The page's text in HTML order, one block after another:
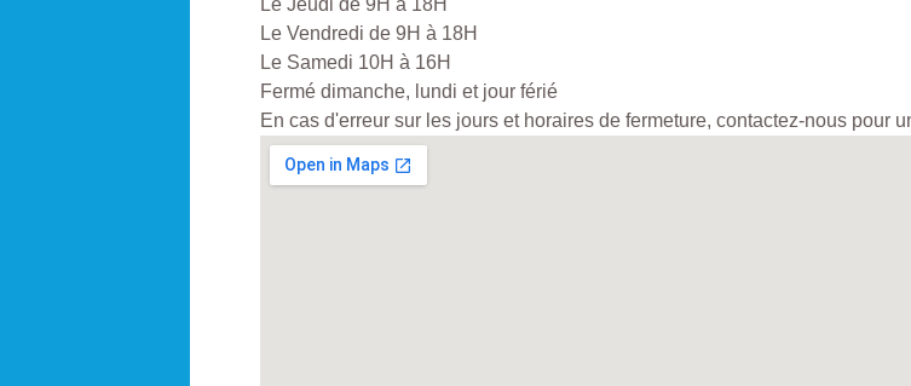
Le Vendredi de 9H à 18H
Le Samedi 10H à 16H
Fermé dimanche, lundi et jour férié
En cas d'erreur sur les jours et horaires de fermeture, contactez-nous pour